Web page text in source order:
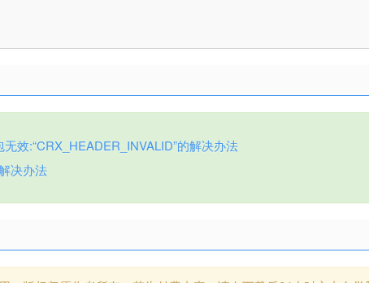
效:“CRX_HEADER_INVALID”的解决办法
决办法